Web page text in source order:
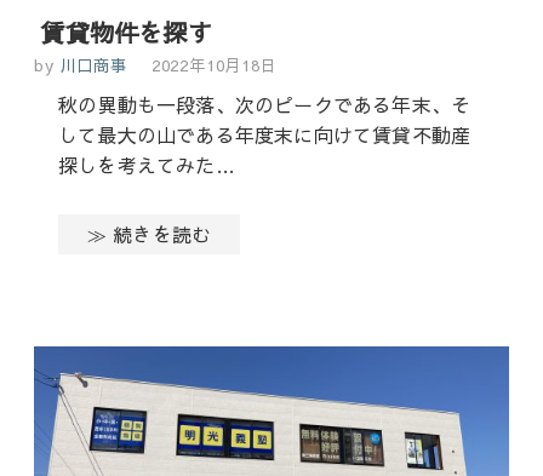
賃貸物件を探す
by 川口商事 2022年10月18日
秋の異動も一段落、次のピークである年末、そ
して最大の山である年度末に向けて賃貸不動産
探しを考えてみた…
≫ 続きを読む